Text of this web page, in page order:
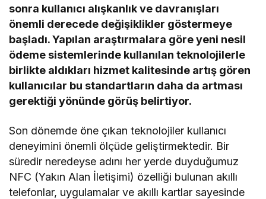
sonra kullanıcı alışkanlık ve davranışları
önemli derecede değişiklikler göstermeye
başladı. Yapılan araştırmalara göre yeni nesil
ödeme sistemlerinde kullanılan teknolojilerle
birlikte aldıkları hizmet kalitesinde artış gören
kullanıcılar bu standartların daha da artması
gerektiği yönünde görüş belirtiyor.
Son dönemde öne çıkan teknolojiler kullanıcı
deneyimini önemli ölçüde geliştirmektedir. Bir
süredir neredeyse adını her yerde duyduğumuz
NFC (Yakın Alan İletişimi) özelliği bulunan akıllı
telefonlar, uygulamalar ve akıllı kartlar sayesinde